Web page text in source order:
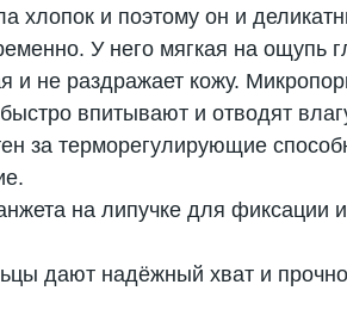
хлопок и поэтому он и
У него мягкая на ощупь
и не раздражает кожу.
впитывают и отводят
за терморегулирующие
на липучке для фиксации и
дают надёжный хват и